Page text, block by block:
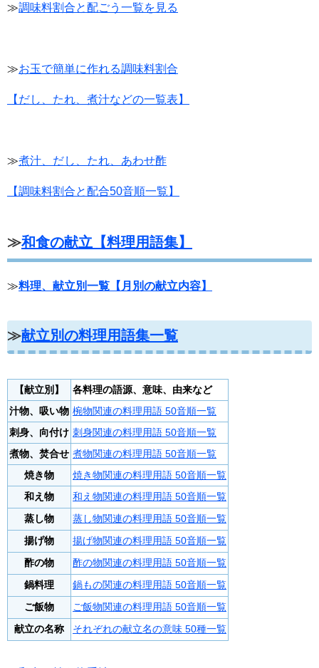
≫調味料割合と配ごう一覧を見る
≫お玉で簡単に作れる調味料割合
【だし、たれ、煮汁などの一覧表】
≫煮汁、だし、たれ、あわせ酢
【調味料割合と配合50音順一覧】
≫和食の献立【料理用語集】
≫料理、献立別一覧【月別の献立内容】
≫献立別の料理用語集一覧
【献立別】
各料理の語源、意味、由来など
汁物、吸い物 椀物関連の料理用語 50音順一覧
刺身、向付け 刺身関連の料理用語 50音順一覧
煮物、焚合せ 煮物関連の料理用語 50音順一覧
焼き物
焼き物関連の料理用語 50音順一覧
和え物
和え物関連の料理用語 50音順一覧
蒸し物 蒸し物関連の料理用語 50音順一覧
揚げ物 揚げ物関連の料理用語 50音順一覧
酢の物 酢の物関連の料理用語 50音順一覧
鍋料理 鍋もの関連の料理用語 50音順一覧
ご飯物 ご飯物関連の料理用語 50音順一覧
献立の名称 それぞれの献立名の意味 50種一覧